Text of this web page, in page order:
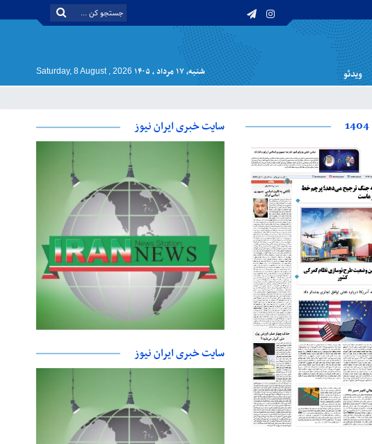
ویدئو شنبه, ۱۷ مرداد , ۱۴۰۵ Saturday, 8 August , 2026
سایت خبری ایران نیوز
سایت خبری ایران نیوز